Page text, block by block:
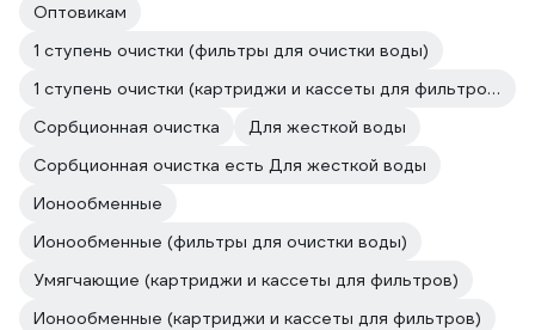
Оптовикам
1 ступень очистки (фильтры для очистки воды)
1 ступень очистки (картриджи и кассеты для фильтров)
Сорбционная очистка
Для жесткой воды
Сорбционная очистка есть Для жесткой воды
Ионообменные
Ионообменные (фильтры для очистки воды)
Умягчающие (картриджи и кассеты для фильтров)
Ионообменные (картриджи и кассеты для фильтров)